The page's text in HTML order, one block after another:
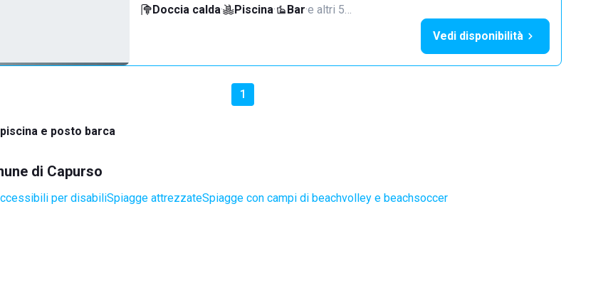
Doccia calda· Piscina· Bar·e altri 5…
Vedi disponibilità
1
e posto barca
di Capurso
per disabiliSpiagge attrezzateSpiagge con campi di beachvolley e beachsoccer